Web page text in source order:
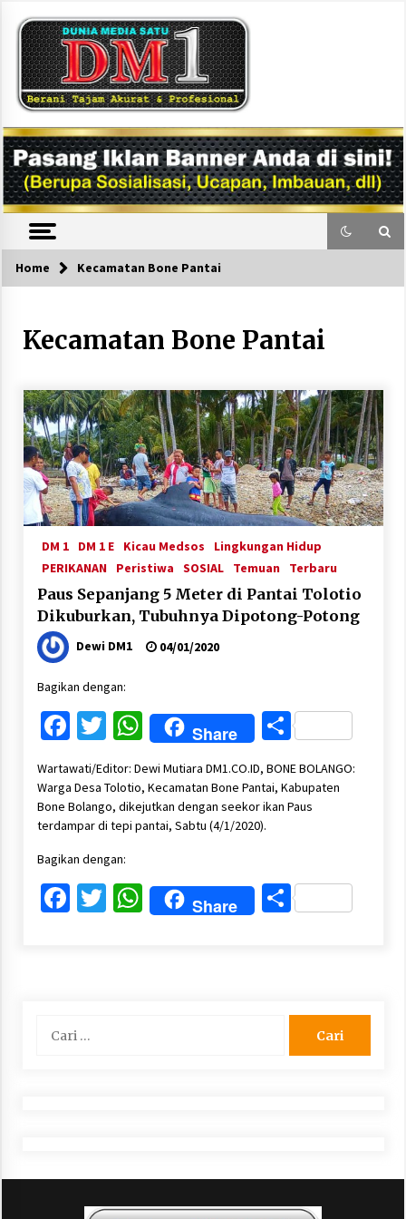
content
DM1
Home Kecamatan Bone Pantai
Kecamatan Bone Pantai
DM 1 DM 1 E Kicau Medsos
Lingkungan Hidup
PERIKANAN
Peristiwa SOSIAL Temuan Terbaru
Paus Sepanjang 5 Meter di Pantai Tolotio
Dikuburkan, Tubuhnya Dipotong-Potong
Dewi DM1 04/01/2020
Bagikan dengan:
Facebook
Twitter
WhatsApp
Share Share
Wartawati/Editor: Dewi Mutiara DM1.CO.ID, BONE BOLANGO:
Warga Desa Tolotio, Kecamatan Bone Pantai, Kabupaten
Bone Bolango, dikejutkan dengan seekor ikan Paus
terdampar di tepi pantai, Sabtu (4/1/2020).
Bagikan dengan:
Facebook
Twitter
WhatsApp
Share Share
untuk: